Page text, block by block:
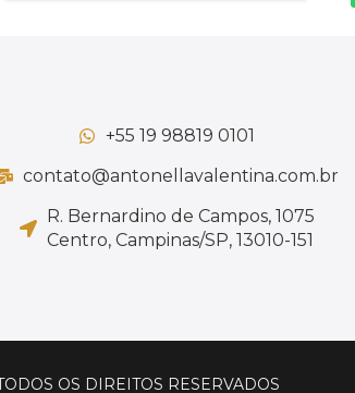
+55 19 98819 0101
contato@antonellavalentina.com.br
R. Bernardino de Campos, 1075
Centro, Campinas/SP, 13010-151
OS DIREITOS RESERVADOS